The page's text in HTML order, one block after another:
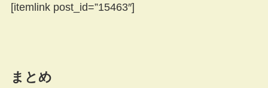
[itemlink post_id=”15463″]
まとめ